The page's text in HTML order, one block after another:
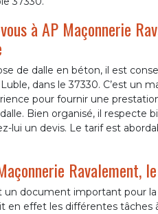
à AP Maçonnerie
de dalle en béton, il est
dans le 37330. C’est un
pour fournir une
Bien organisé, il respecte
lui un devis. Le tarif est
Ravalement,
un document important pour
en effet les différentes tâches